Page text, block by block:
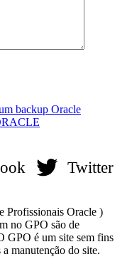
backup Oracle
Twitter
Profissionais Oracle )
no GPO são de
GPO é um site sem fins
manutenção do site.